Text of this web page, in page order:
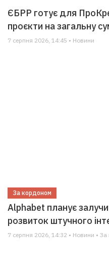
ЄБРР готує для
проєкти на загальну
7 серпня 2026, 14:45 • Новини
За кордоном
Alphabet планує
розвиток штучного
7 серпня 2026, 14:32 • Новини •